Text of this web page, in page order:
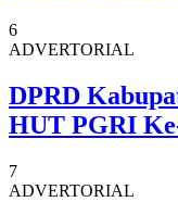
6
ADVERTORIAL
DPRD
HUT PGRI
7
ADVERTORIAL